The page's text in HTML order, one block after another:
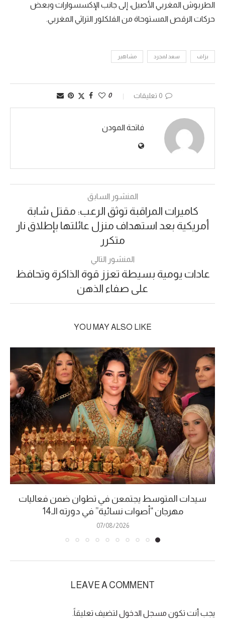
الطربوش المغربي الأصيل، إلى جانب الإكسسوارات وبعض
حركات الرقص المستوحاة من الفلكلور التراثي المغربي.
بزاف سعد لمجرد مشاهير
0 تعليقات 0
فاتحة المودن
المنشور السابق
كاميرات المراقبة توثق الرعب: مقتل شابة
أمريكية بعد استهداف منزل عائلتها بإطلاق نار
متكرر
المنشور التالي
عادات يومية بسيطة تعزز قوة الذاكرة وتحافظ
على صفاء الذهن
YOU MAY ALSO LIKE
سيدات المتوسط يجتمعن في تطوان ضمن فعاليات
مهرجان “أصوات نسائية” في دورته الـ14
07/08/2026
LEAVE A COMMENT
يجب أنت تكون مسجل الدخول لتضيف تعليقاً.